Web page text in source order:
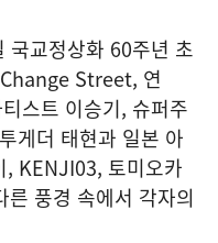
국교정상화 60주년 초
Street, 연
스트 이승기, 슈퍼주
게더 태현과 일본 아
, KENJI03, 토미오카
풍경 속에서 각자의